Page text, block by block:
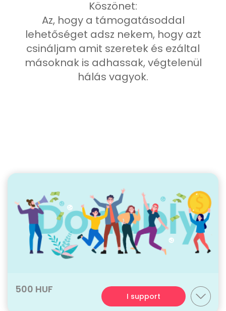
Köszönet:
Az, hogy a támogatásoddal
lehetőséget adsz nekem, hogy azt
csináljam amit szeretek és ezáltal
másoknak is adhassak, végtelenül
hálás vagyok.
500 HUF
I support